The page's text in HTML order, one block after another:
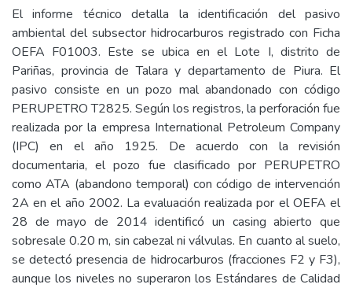
El informe técnico detalla la identificación del pasivo
ambiental del subsector hidrocarburos registrado con Ficha
OEFA F01003. Este se ubica en el Lote I, distrito de
Pariñas, provincia de Talara y departamento de Piura. El
pasivo consiste en un pozo mal abandonado con código
PERUPETRO T2825. Según los registros, la perforación fue
realizada por la empresa International Petroleum Company
(IPC) en el año 1925. De acuerdo con la revisión
documentaria, el pozo fue clasificado por PERUPETRO
como ATA (abandono temporal) con código de intervención
2A en el año 2002. La evaluación realizada por el OEFA el
28 de mayo de 2014 identificó un casing abierto que
sobresale 0.20 m, sin cabezal ni válvulas. En cuanto al suelo,
se detectó presencia de hidrocarburos (fracciones F2 y F3),
aunque los niveles no superaron los Estándares de Calidad